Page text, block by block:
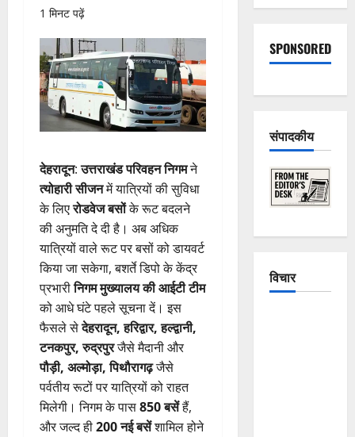
1 मिनट पढ़ें
देहरादून:उत्तराखंड परिवहन निगमने
त्योहारी सीजनमें यात्रियों की सुविधा
के लिएरोडवेज बसोंके रूट बदलने
की अनुमति दे दी है। अब अधिक
यात्रियों वाले रूट पर बसों को डायवर्ट
किया जा सकेगा, बशर्ते डिपो के केंद्र
प्रभारीनिगम मुख्यालय की आईटी टीम
को आधे घंटे पहले सूचना दें। इस
फैसले सेदेहरादून, हरिद्वार, हल्द्वानी,
टनकपुर, रुद्रपुरजैसे मैदानी और
पौड़ी, अल्मोड़ा, पिथौरागढ़जैसे
पर्वतीय रूटों पर यात्रियों को राहत
मिलेगी। निगम के पास850 बसेंहैं,
और जल्द ही200 नई बसेंशामिल होने
खोजें:
SPONSORED
संपादकीय
विचार